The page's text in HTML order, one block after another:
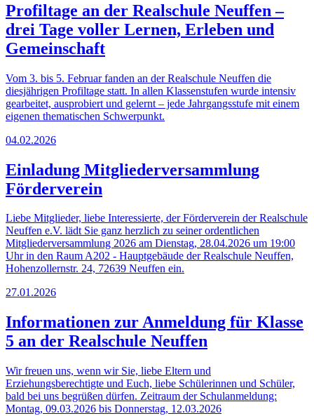
Profiltage an der Realschule Neuffen –
drei Tage voller Lernen, Erleben und
Gemeinschaft
Vom 3. bis 5. Februar fanden an der Realschule Neuffen die
diesjährigen Profiltage statt. In allen Klassenstufen wurde intensiv
gearbeitet, ausprobiert und gelernt – jede Jahrgangsstufe mit einem
eigenen thematischen Schwerpunkt.
04.02.2026
Einladung Mitgliederversammlung
Förderverein
Liebe Mitglieder, liebe Interessierte, der Förderverein der Realschule
Neuffen e.V. lädt Sie ganz herzlich zu seiner ordentlichen
Mitgliederversammlung 2026 am Dienstag, 28.04.2026 um 19:00
Uhr in den Raum A202 - Hauptgebäude der Realschule Neuffen,
Hohenzollernstr. 24, 72639 Neuffen ein.
27.01.2026
Informationen zur Anmeldung für Klasse
5 an der Realschule Neuffen
Wir freuen uns, wenn wir Sie, liebe Eltern und
Erziehungsberechtigte und Euch, liebe Schülerinnen und Schüler,
bald bei uns begrüßen dürfen. Zeitraum der Schulanmeldung:
Montag, 09.03.2026 bis Donnerstag, 12.03.2026